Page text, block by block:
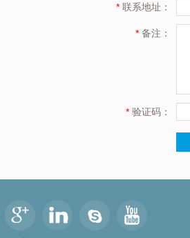
* 联系地址：
* 备注：
* 验证码：